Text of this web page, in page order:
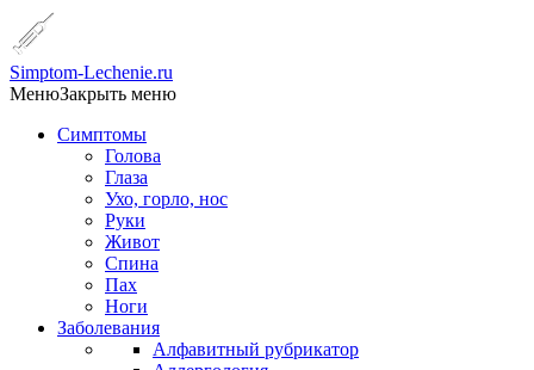
Simptom-Lechenie.ru
МенюЗакрыть меню
Симптомы
Голова
Глаза
Ухо, горло, нос
Руки
Живот
Спина
Пах
Ноги
Заболевания
Алфавитный рубрикатор